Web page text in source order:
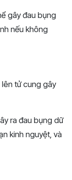
gây đau bụng
nếu không
lên tử cung gây
ra đau bụng dữ
kinh nguyệt, và